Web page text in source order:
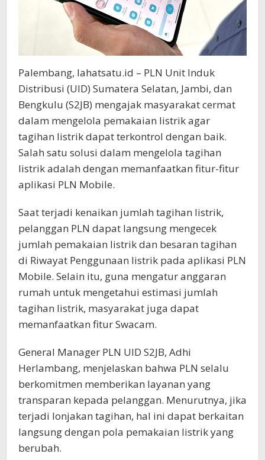
Palembang, lahatsatu.id – PLN Unit Induk
Distribusi (UID) Sumatera Selatan, Jambi, dan
Bengkulu (S2JB) mengajak masyarakat cermat
dalam mengelola pemakaian listrik agar
tagihan listrik dapat terkontrol dengan baik.
Salah satu solusi dalam mengelola tagihan
listrik adalah dengan memanfaatkan fitur-fitur
aplikasi PLN Mobile.
Saat terjadi kenaikan jumlah tagihan listrik,
pelanggan PLN dapat langsung mengecek
jumlah pemakaian listrik dan besaran tagihan
di Riwayat Penggunaan listrik pada aplikasi PLN
Mobile. Selain itu, guna mengatur anggaran
rumah untuk mengetahui estimasi jumlah
tagihan listrik, masyarakat juga dapat
memanfaatkan fitur Swacam.
General Manager PLN UID S2JB, Adhi
Herlambang, menjelaskan bahwa PLN selalu
berkomitmen memberikan layanan yang
transparan kepada pelanggan. Menurutnya, jika
terjadi lonjakan tagihan, hal ini dapat berkaitan
langsung dengan pola pemakaian listrik yang
berubah.